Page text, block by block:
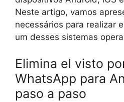
Neste artigo, vamos
necessários para realizar
um desses sistemas
Elimina el visto
WhatsApp para
paso a paso